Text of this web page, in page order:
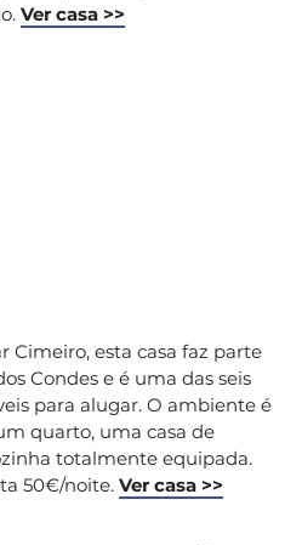
Ver casa >>
Cimeiro, esta casa faz parte
Condes e é uma das seis
para alugar. O ambiente é
quarto, uma casa de
totalmente equipada.
50€/noite. Ver casa >>